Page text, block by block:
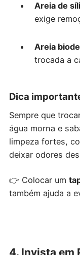
Areia de
exige
Areia
trocada a
Dica
Sempre que
água morna e
limpeza fortes,
deixar odores
👉 Colocar um
também ajuda a
4. Invista em